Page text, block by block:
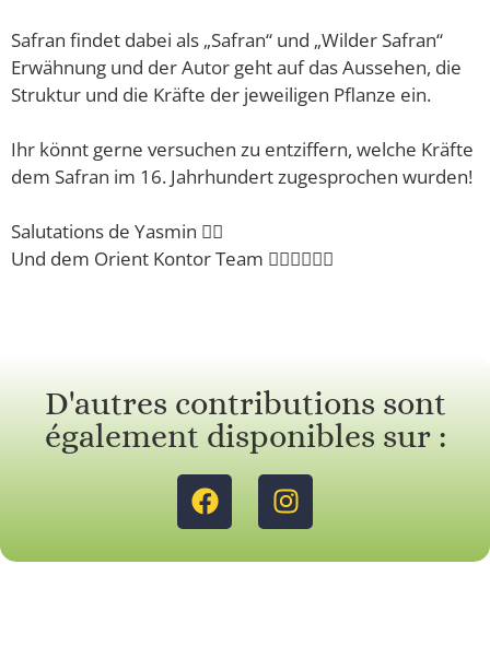
Safran findet dabei als „Safran“ und „Wilder Safran“
Erwähnung und der Autor geht auf das Aussehen, die
Struktur und die Kräfte der jeweiligen Pflanze ein.
Ihr könnt gerne versuchen zu entziffern, welche Kräfte
dem Safran im 16. Jahrhundert zugesprochen wurden!
Salutations de Yasmin 🙋‍♀️
Und dem Orient Kontor Team 🙋‍♂️🙋‍♂️🙋‍♂️
D'autres contributions sont
également disponibles sur :